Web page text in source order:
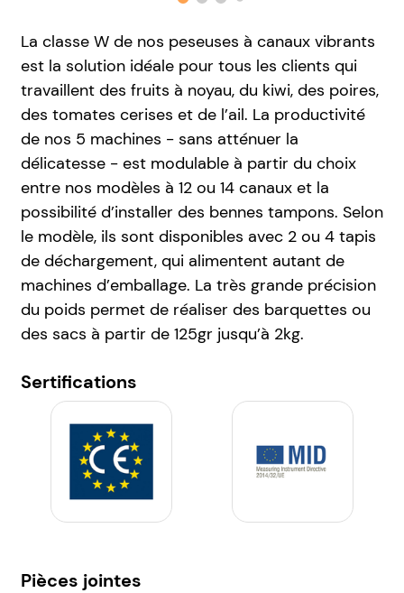
La classe W de nos peseuses à canaux vibrants
est la solution idéale pour tous les clients qui
travaillent des fruits à noyau, du kiwi, des poires,
des tomates cerises et de l’ail. La productivité
de nos 5 machines - sans atténuer la
délicatesse - est modulable à partir du choix
entre nos modèles à 12 ou 14 canaux et la
possibilité d’installer des bennes tampons. Selon
le modèle, ils sont disponibles avec 2 ou 4 tapis
de déchargement, qui alimentent autant de
machines d’emballage. La très grande précision
du poids permet de réaliser des barquettes ou
des sacs à partir de 125gr jusqu’à 2kg.
Sertifications
Pièces jointes